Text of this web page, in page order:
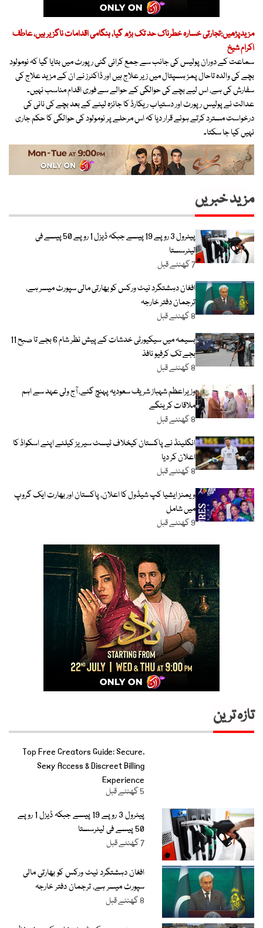
مزیدپڑھیں:تجارتی خسارہ خطرناک حد تک بڑھ گیا، ہنگامی اقدامات ناگزیر ہیں، عاطف
اکرام شیخ
سماعت کے دوران پولیس کی جانب سے جمع کرائی گئی رپورٹ میں بتایا گیا کہ نومولود
بچے کی والدہ تاحال پمز ہسپتال میں زیر علاج ہیں اور ڈاکٹرز نے ان کے مزید علاج کی
سفارش کی ہے، اس لیے بچے کی حوالگی کے حوالے سے فوری اقدام مناسب نہیں۔
عدالت نے پولیس رپورٹ اور دستیاب ریکارڈ کا جائزہ لینے کے بعد بچے کی نانی کی
درخواست مسترد کرتے ہوئے قرار دیا کہ اس مرحلے پر نومولود کی حوالگی کا حکم جاری
نہیں کیا جا سکتا۔
مزید خبریں
پیٹرول 3 روپے 19 پیسے جبکہ ڈیزل 1 روپے 50 پیسے فی
لیٹرسستا
7 گھنٹے قبل
افغان دہشتگرد نیٹ ورکس کو بھارتی مالی سپورٹ میسر ہے،
ترجمان دفتر خارجہ
8 گھنٹے قبل
بسیمہ میں سیکیورٹی خدشات کے پیش نظر شام 6 بجے تا صبح 11
بجے تک کرفیو نافذ
8 گھنٹے قبل
وزیراعظم شہباز شریف سعودیہ پہنچ گئے، آج ولی عہد سے اہم
ملاقات کرینگے
8 گھنٹے قبل
انگلینڈ نے پاکستان کیخلاف ٹیسٹ سیریز کیلئے اپنے اسکواڈ کا
اعلان کر دیا
8 گھنٹے قبل
ویمنز ایشیا کپ شیڈول کا اعلان، پاکستان اور بھارت ایک گروپ
میں شامل
9 گھنٹے قبل
تازہ ترین
Top Free Creators Guide: Secure,
Sexy Access & Discreet Billing
Experience
5 گھنٹے قبل
پیٹرول 3 روپے 19 پیسے جبکہ ڈیزل 1 روپے
50 پیسے فی لیٹرسستا
7 گھنٹے قبل
افغان دہشتگرد نیٹ ورکس کو بھارتی مالی
سپورٹ میسر ہے، ترجمان دفتر خارجہ
8 گھنٹے قبل